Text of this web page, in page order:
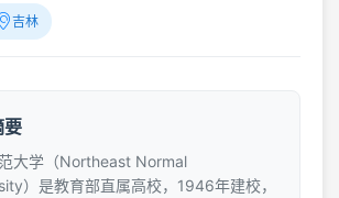
吉林
要
大学（Northeast Normal
）是教育部直属高校，1946年建校，